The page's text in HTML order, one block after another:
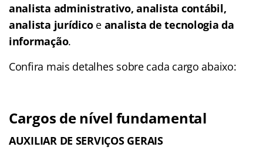
analista administrativo, analista contábil,
analista jurídico e analista de tecnologia da
informação.
Confira mais detalhes sobre cada cargo abaixo:
Cargos de nível fundamental
AUXILIAR DE SERVIÇOS GERAIS